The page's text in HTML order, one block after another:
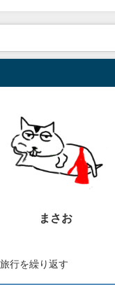
まさお
行を繰り返す